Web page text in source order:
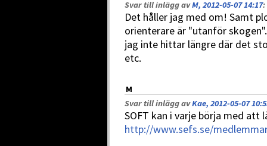
Svar till inlägg avM, 2012-05-07 14:17:
Det håller jag med om! Samt
orienterare är "utanför
jag inte hittar längre där det
etc.
M
Svar till inlägg avKae, 2012-05-07
SOFT kan i varje börja med att
http://www.sefs.se/